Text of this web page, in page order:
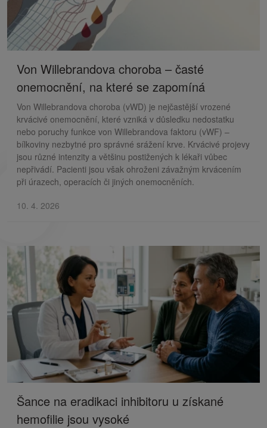
Von Willebrandova choroba – časté
onemocnění, na které se zapomíná
Von Willebrandova choroba (vWD) je nejčastější vrozené
krvácivé onemocnění, které vzniká v důsledku nedostatku
nebo poruchy funkce von Willebrandova faktoru (vWF) –
bílkoviny nezbytné pro správné srážení krve. Krvácivé projevy
jsou různé intenzity a většinu postižených k lékaři vůbec
nepřivádí. Pacienti jsou však ohroženi závažným krvácením
při úrazech, operacích či jiných onemocněních.
10. 4. 2026
Šance na eradikaci inhibitoru u získané
hemofilie jsou vysoké